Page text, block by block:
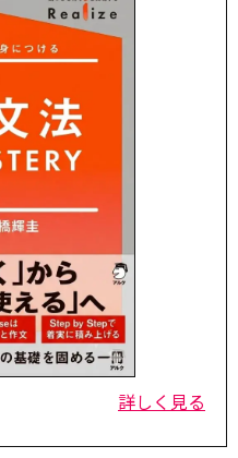
詳しく見る